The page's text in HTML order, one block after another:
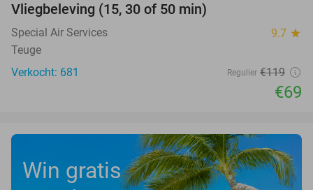
Vliegbeleving (15, 30 of 50 min)
Special Air Services 9.7 star
Teuge
Verkocht: 681
Regulier €119
€69
Win gratis